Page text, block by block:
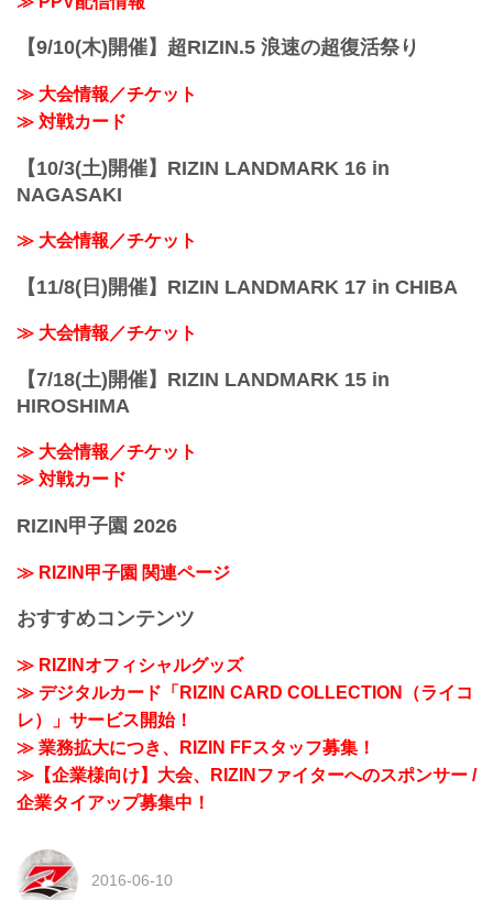
【9/10(木)開催】超RIZIN.5 浪速の超復活祭り
≫ 大会情報／チケット
≫ 対戦カード
【10/3(土)開催】RIZIN LANDMARK 16 in
NAGASAKI
≫ 大会情報／チケット
【11/8(日)開催】RIZIN LANDMARK 17 in CHIBA
≫ 大会情報／チケット
【7/18(土)開催】RIZIN LANDMARK 15 in
HIROSHIMA
≫ 大会情報／チケット
≫ 対戦カード
RIZIN甲子園 2026
≫ RIZIN甲子園 関連ページ
おすすめコンテンツ
≫ RIZINオフィシャルグッズ
≫ デジタルカード「RIZIN CARD COLLECTION（ライコ
レ）」サービス開始！
≫ 業務拡大につき、RIZIN FFスタッフ募集！
≫【企業様向け】大会、RIZINファイターへのスポンサー /
企業タイアップ募集中！
2016-06-10